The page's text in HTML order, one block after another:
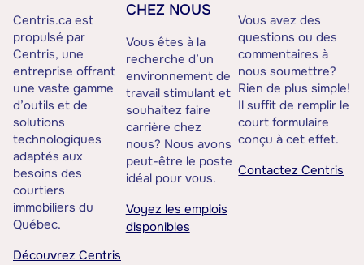
Centris.ca est
propulsé par
Centris, une
entreprise offrant
une vaste gamme
d’outils et de
solutions
technologiques
adaptés aux
besoins des
courtiers
immobiliers du
Québec.
Découvrez Centris
CHEZ NOUS
Vous êtes à la
recherche d’un
environnement de
travail stimulant et
souhaitez faire
carrière chez
nous? Nous avons
peut-être le poste
idéal pour vous.
Voyez les emplois
disponibles
Vous avez des
questions ou des
commentaires à
nous soumettre?
Rien de plus simple!
Il suffit de remplir le
court formulaire
conçu à cet effet.
Contactez Centris